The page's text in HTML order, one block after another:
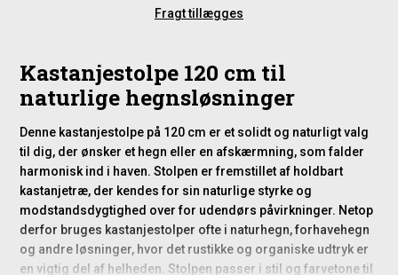
Fragt tillægges
Kastanjestolpe 120 cm til
naturlige hegnsløsninger
Denne kastanjestolpe på 120 cm er et solidt og naturligt valg
til dig, der ønsker et hegn eller en afskærmning, som falder
harmonisk ind i haven. Stolpen er fremstillet af holdbart
kastanjetræ, der kendes for sin naturlige styrke og
modstandsdygtighed over for udendørs påvirkninger. Netop
derfor bruges kastanjestolper ofte i naturhegn, forhavehegn
og andre løsninger, hvor det rustikke og organiske udtryk er
en vigtig del af helheden. Stolpen passer i stil og farvetone til